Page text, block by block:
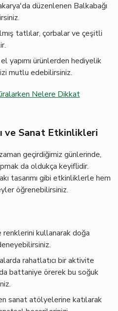
düzenlenen Balkabağı
tatlılar, çorbalar ve çeşitli
yapımı ürünlerden hediyelik
mutlu edebilirsiniz.
Nelere Dikkat
ve Sanat Etkinlikleri
geçirdiğimiz günlerinde,
da oldukça keyiflidir.
tasarımı gibi etkinliklerle hem
öğrenebilirsiniz.
renklerini kullanarak doğa
rahatlatıcı bir aktivite
battaniye örerek bu soğuk
sanat atölyelerine katılarak